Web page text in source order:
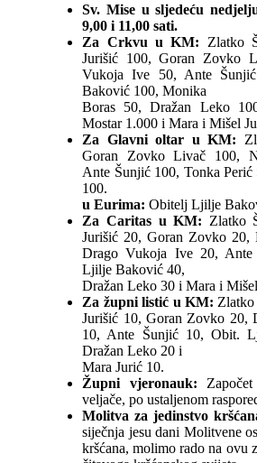
Sv. Mise u sljedeću
9,00 i 11,00 sati.
Za Crkvu u KM: Zlatko
Jurišić 100, Goran Zovko
Vukoja Ive 50, Ante
Baković 100, Monika
Boras 50, Dražan Leko
Mostar 1.000 i Mara i Mišel
Za Glavni oltar u KM:
Goran Zovko Livač 100,
Ante Šunjić 100, Tonka
100.
u Eurima: Obitelj Ljilje
Za Caritas u KM: Zlatko
Jurišić 20, Goran Zovko 20,
Drago Vukoja Ive 20,
Ljilje Baković 40,
Dražan Leko 30 i Mara i
Za župni listić u KM:
Jurišić 10, Goran Zovko 20,
10, Ante Šunjić 10, Obit.
Dražan Leko 20 i
Mara Jurić 10.
Župni vjeronauk:
veljače, po ustaljenom
Molitva za jedinstvo
siječnja jesu dani Molitvene
kršćana, molimo rado na ovu